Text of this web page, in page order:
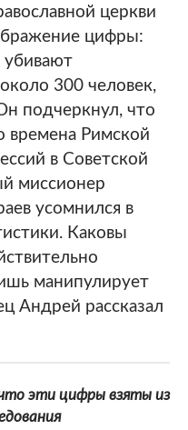
церкви
цифры:
300 человек,
подчеркнул, что
времена Римской
в Советской
миссионер
усомнился в
Каковы
манипулирует
Андрей рассказал
эти цифры взяты из